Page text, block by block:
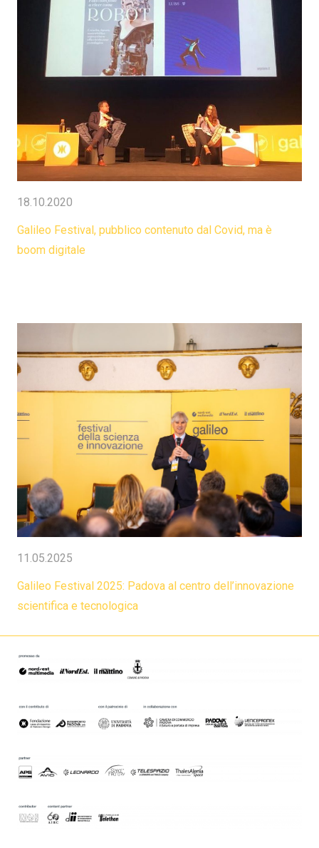
18.10.2020
Galileo Festival, pubblico contenuto dal Covid, ma è
boom digitale
11.05.2025
Galileo Festival 2025: Padova al centro dell’innovazione
scientifica e tecnologica